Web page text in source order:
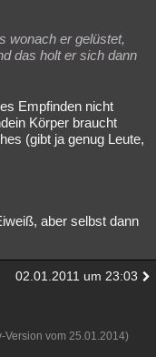
wonach er gelüstet,
das holt er sich dann
Empfinden nicht
Körper braucht
(gibt ja genug Leute,
aber selbst dann
02.01.2011 um 23:03
Version vom 25.01.2014)